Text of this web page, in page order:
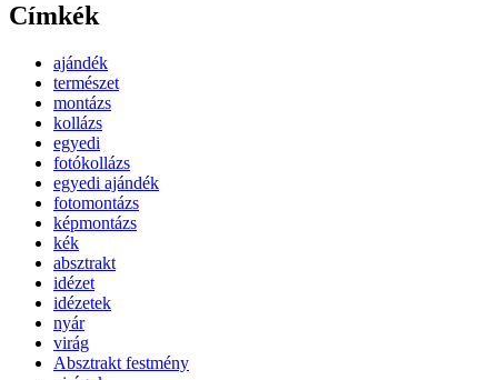
Címkék
ajándék
természet
montázs
kollázs
egyedi
fotókollázs
egyedi ajándék
fotomontázs
képmontázs
kék
absztrakt
idézet
idézetek
nyár
virág
Absztrakt festmény